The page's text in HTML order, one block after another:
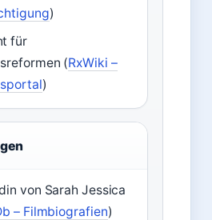
)
für
(RxWiki –
)
von Sarah Jessica
– Filmbiografien)